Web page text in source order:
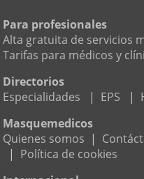
Para profesionales
Alta gratuita de servicios
Tarifas para médicos y
Directorios
Especialidades
| EPS |
Masquemedicos
Quienes somos |
| Política de cookies